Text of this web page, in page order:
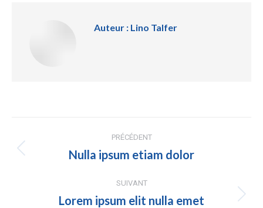
Auteur : Lino Talfer
des
PRÉCÉDENT
Article
:
Nulla ipsum etiam dolor
SUIVANT
Article
Lorem ipsum elit nulla emet